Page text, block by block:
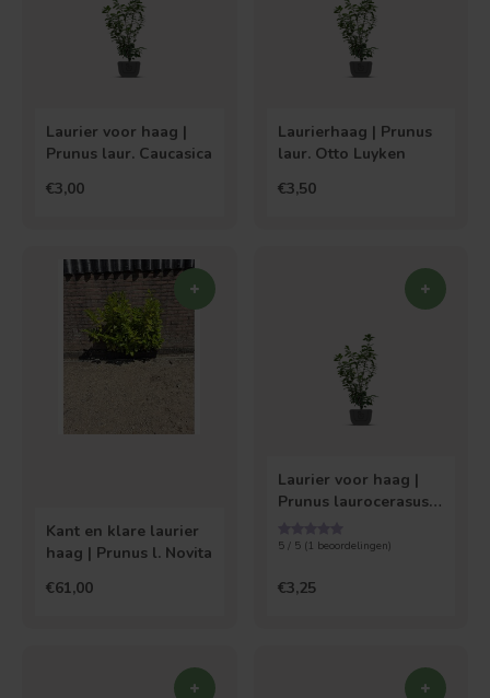
Laurier voor haag |
Prunus laur. Caucasica
€3,00
Laurierhaag | Prunus
laur. Otto Luyken
€3,50
Kant en klare laurier
haag | Prunus l. Novita
€61,00
Laurier voor haag |
Prunus laurocerasus
5 / 5 (1 beoordelingen)
€3,25
Bolvorm